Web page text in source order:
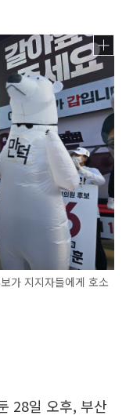
가 지지자들에게 호소
28일 오후, 부산